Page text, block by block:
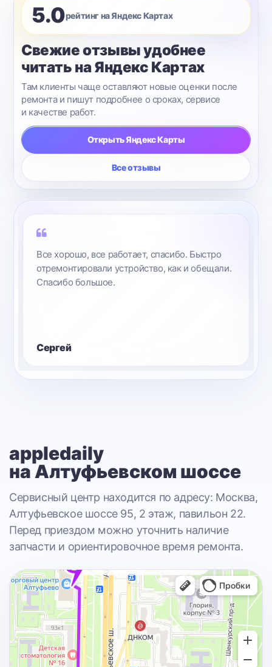
5.0рейтинг на Яндекс Картах
Свежие отзывы удобнее
читать на Яндекс Картах
Там клиенты чаще оставляют новые оценки после
ремонта и пишут подробнее о сроках, сервисе
и качестве работ.
Открыть Яндекс Карты
Все отзывы
Все хорошо, все работает, спасибо. Быстро
отремонтировали устройство, как и обещали.
Спасибо большое.
Сергей
appledaily
на Алтуфьевском шоссе
Сервисный центр находится по адресу: Москва,
Алтуфьевское шоссе 95, 2 этаж, павильон 22.
Перед приездом можно уточнить наличие
запчасти и ориентировочное время ремонта.